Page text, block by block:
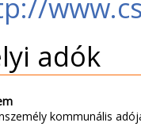
adók
kommunális